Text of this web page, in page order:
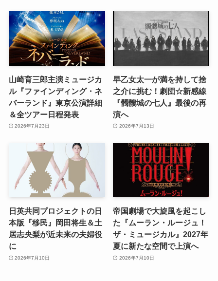
山崎育三郎主演ミュージカ
ル『ファインディング・ネ
バーランド』東京公演詳細
＆全ツアー日程発表
2026年7月23日
早乙女太一が満を持して捨
之介に挑む！劇団☆新感線
『髑髏城の七人』最後の再
演へ
2026年7月13日
日英共同プロジェクトの日
本版『移民』岡田将生＆土
居志央梨が近未来の夫婦役
に
2026年7月10日
帝国劇場で大旋風を起こし
た『ムーラン・ルージュ！
ザ・ミュージカル』2027年
夏に新たな空間で上演へ
2026年7月10日